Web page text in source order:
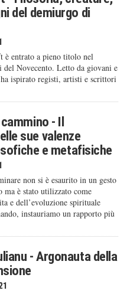
del demiurgo di
entrato a pieno titolo nel
del Novecento. Letto da giovani e
ispirato registi, artisti e scrittori
- Il
sue valenze
e metafisiche
non si è esaurito in un gesto
ma è stato utilizzato come
e dell’evoluzione spirituale
instauriamo un rapporto più
- Argonauta della